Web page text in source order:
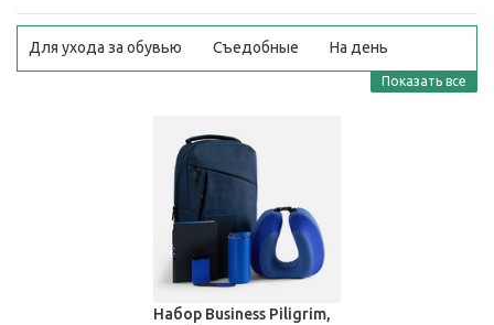
Для ухода за обувью Съедобные
На день
Недорого
Сладкие
Показать все
Набор Business Piligrim,